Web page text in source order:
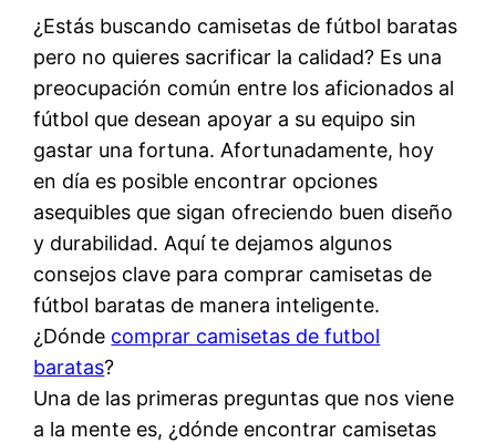
¿Estás buscando camisetas de fútbol baratas
pero no quieres sacrificar la calidad? Es una
preocupación común entre los aficionados al
fútbol que desean apoyar a su equipo sin
gastar una fortuna. Afortunadamente, hoy
en día es posible encontrar opciones
asequibles que sigan ofreciendo buen diseño
y durabilidad. Aquí te dejamos algunos
consejos clave para comprar camisetas de
fútbol baratas de manera inteligente.
¿Dónde comprar camisetas de futbol
baratas?
Una de las primeras preguntas que nos viene
a la mente es, ¿dónde encontrar camisetas